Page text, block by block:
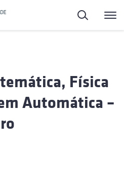
Pesquisa
Física
Automática –